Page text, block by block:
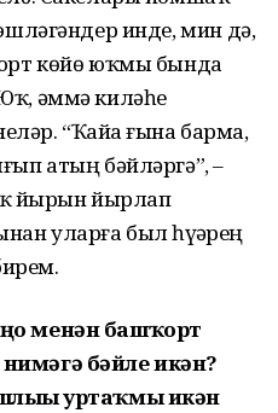
инде, мин дә,
көйө юҡмы бында
әммә киләһе
“Ҡайҙа ғына барма,
атың бәйләргә”, ‒
йырын йырлап
уларға был һүҙҙәрҙең
менән башҡорт
бәйле икән?
уртаҡмы икән